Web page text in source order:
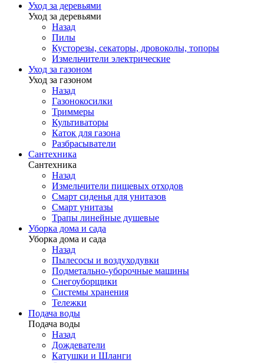
Уход за деревьями
Уход за деревьями
Назад
Пилы
Кусторезы, секаторы, дровоколы, топоры
Измельчители электрические
Уход за газоном
Уход за газоном
Назад
Газонокосилки
Триммеры
Культиваторы
Каток для газона
Разбрасыватели
Сантехника
Сантехника
Назад
Измельчители пищевых отходов
Смарт сиденья для унитазов
Смарт унитазы
Трапы линейные душевые
Уборка дома и сада
Уборка дома и сада
Назад
Пылесосы и воздуходувки
Подметально-уборочные машины
Снегоуборщики
Системы хранения
Тележки
Подача воды
Подача воды
Назад
Дождеватели
Катушки и Шланги